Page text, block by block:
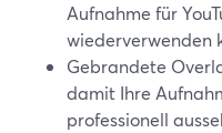
Aufnahme für
wiederverwenden
Gebrandete
damit Ihre
professionell